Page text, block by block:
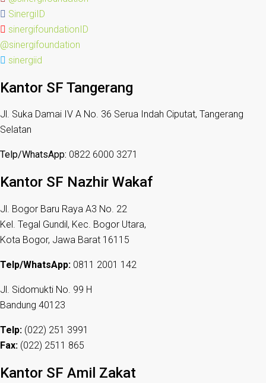
SinergiID
sinergifoundationID
@sinergifoundation
sinergiid
Kantor SF Tangerang
Jl. Suka Damai IV A No. 36 Serua Indah Ciputat, Tangerang
Selatan
Telp/WhatsApp: 0822 6000 3271
Kantor SF Nazhir Wakaf
Jl. Bogor Baru Raya A3 No. 22
Kel. Tegal Gundil, Kec. Bogor Utara,
Kota Bogor, Jawa Barat 16115
Telp/WhatsApp: 0811 2001 142
Jl. Sidomukti No. 99 H
Bandung 40123
Telp: (022) 251 3991
Fax: (022) 2511 865
Kantor SF Amil Zakat